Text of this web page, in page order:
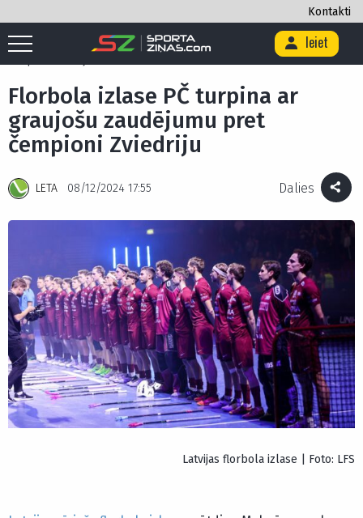
Kontakti
Ieiet
Sākums
Florbola izlase PČ turpina ar graujošu zaudējumu pret
Florbola izlase PČ turpina ar
graujošu zaudējumu pret
čempioni Zviedriju
LETA 08/12/2024 17:55 Dalies
Latvijas florbola izlase | Foto: LFS